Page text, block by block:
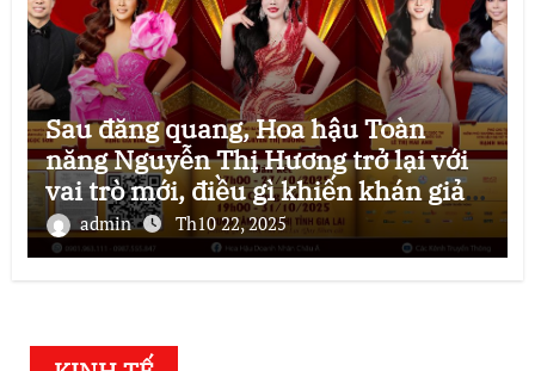
Sau đăng quang, Hoa hậu Toàn
năng Nguyễn Thị Hương trở lại với
vai trò mới, điều gì khiến khán giả
mong chờ?
admin Th10 22, 2025